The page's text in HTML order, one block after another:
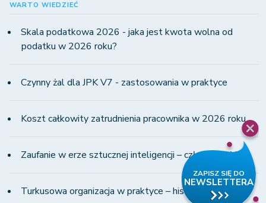
WARTO WIEDZIEĆ
Skala podatkowa 2026 - jaka jest kwota wolna od
podatku w 2026 roku?
Czynny żal dla JPK V7 - zastosowania w praktyce
Koszt całkowity zatrudnienia pracownika w 2026 roku
Zaufanie w erze sztucznej inteligencji – człowiek i AI
Turkusowa organizacja w praktyce – historia WINS